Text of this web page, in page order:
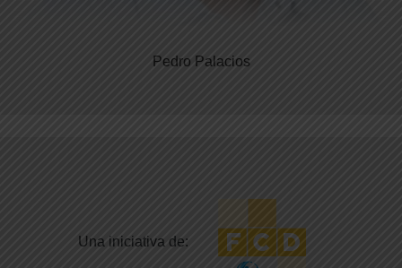
Pedro Palacios
Una iniciativa de: